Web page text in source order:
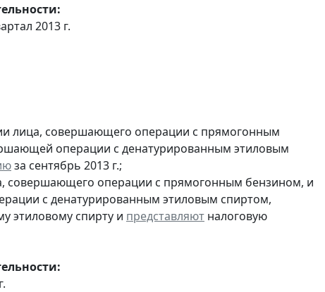
2013 г.
лица, совершающего операции с прямогонным
операции с денатурированным этиловым
за сентябрь 2013 г.;
совершающего операции с прямогонным бензином, и
с денатурированным этиловым спиртом,
этиловому спирту и представляют налоговую